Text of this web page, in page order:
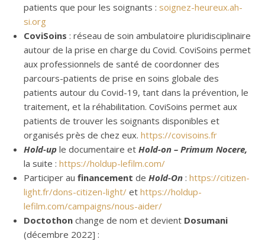
patients que pour les soignants : soignez-heureux.ah-
si.org
CoviSoins : réseau de soin ambulatoire pluridisciplinaire
autour de la prise en charge du Covid. CoviSoins permet
aux professionnels de santé de coordonner des
parcours-patients de prise en soins globale des
patients autour du Covid-19, tant dans la prévention, le
traitement, et la réhabilitation. CoviSoins permet aux
patients de trouver les soignants disponibles et
organisés près de chez eux. https://covisoins.fr
Hold-up le documentaire et Hold-on – Primum Nocere,
la suite : https://holdup-lefilm.com/
Participer au financement de Hold-On : https://citizen-
light.fr/dons-citizen-light/ et https://holdup-
lefilm.com/campaigns/nous-aider/
Doctothon change de nom et devient Dosumani
(décembre 2022] :